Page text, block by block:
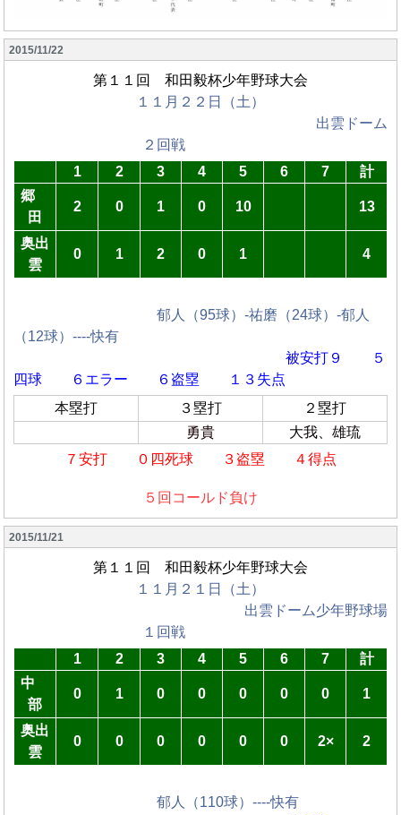
2015/11/22
第１１回 和田毅杯少年野球大会
１１月２２日（土）
出雲ドーム
２回戦
1
2 3 4 5 6 7
計
郷
田
2 0 1 0 10 13
奥出
雲
0 1 2 0 1 4
郁人（95球）-祐磨（24球）-郁人
（12球）----快有
被安打９ ５
四球
６エラー ６盗塁 １３失点
本塁打
３塁打
２塁打
勇貴
大我、雄琉
７安打 ０四死球 ３盗塁 ４得点
５回コールド負け
2015/11/21
第１１回 和田毅杯少年野球大会
１１月２１日（土）
出雲ドーム少年野球場
１回戦
1
2 3 4 5 6 7
計
中
部
0 1 0 0 0 0 0 1
奥出
雲
0 0 0 0 0 0 2× 2
郁人（110球）----快有